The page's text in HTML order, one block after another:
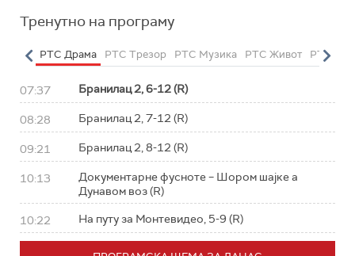
Тренутно на програму
РТС Драма РТС Трезор РТС Музика РТС Живот РТС
07:37 Бранилац 2, 6-12 (R)
08:28 Бранилац 2, 7-12 (R)
09:21 Бранилац 2, 8-12 (R)
10:13
Документарне фусноте – Шором шајке а
Дунавом воз (R)
10:22 На путу за Монтевидео, 5-9 (R)